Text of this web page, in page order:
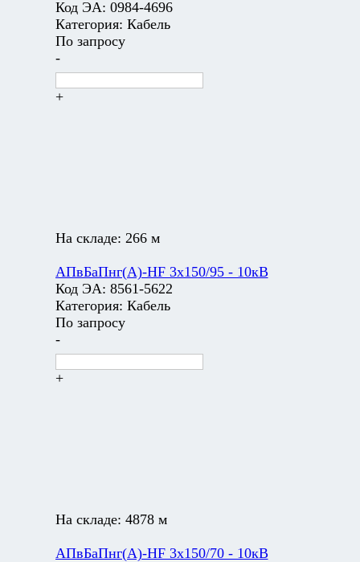
Код ЭА: 0984-4696
Категория: Кабель
По запросу
-
+
На складе: 266 м
АПвБаПнг(А)-HF 3х150/95 - 10кВ
Код ЭА: 8561-5622
Категория: Кабель
По запросу
-
+
На складе: 4878 м
АПвБаПнг(А)-HF 3х150/70 - 10кВ